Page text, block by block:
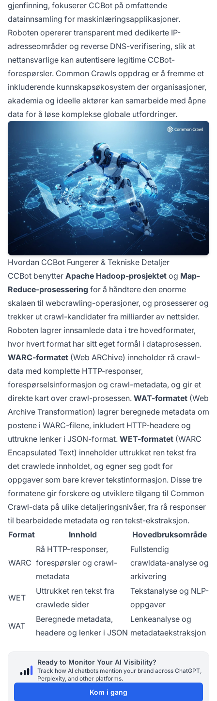
gjenfinning, fokuserer CCBot på omfattende
datainnsamling for maskinlæringsapplikasjoner.
Roboten opererer transparent med dedikerte IP-
adresseområder og reverse DNS-verifisering, slik at
nettansvarlige kan autentisere legitime CCBot-
forespørsler. Common Crawls oppdrag er å fremme et
inkluderende kunnskapsøkosystem der organisasjoner,
akademia og ideelle aktører kan samarbeide med åpne
data for å løse komplekse globale utfordringer.
Hvordan CCBot Fungerer & Tekniske Detaljer
CCBot benytter Apache Hadoop-prosjektet og Map-
Reduce-prosessering for å håndtere den enorme
skalaen til webcrawling-operasjoner, og prosesserer og
trekker ut crawl-kandidater fra milliarder av nettsider.
Roboten lagrer innsamlede data i tre hovedformater,
hvor hvert format har sitt eget formål i dataprosessen.
WARC-formatet (Web ARChive) inneholder rå crawl-
data med komplette HTTP-responser,
forespørselsinformasjon og crawl-metadata, og gir et
direkte kart over crawl-prosessen. WAT-formatet (Web
Archive Transformation) lagrer beregnede metadata om
postene i WARC-filene, inkludert HTTP-headere og
uttrukne lenker i JSON-format. WET-formatet (WARC
Encapsulated Text) inneholder uttrukket ren tekst fra
det crawlede innholdet, og egner seg godt for
oppgaver som bare krever tekstinformasjon. Disse tre
formatene gir forskere og utviklere tilgang til Common
Crawl-data på ulike detaljeringsnivåer, fra rå responser
til bearbeidede metadata og ren tekst-ekstraksjon.
Format
Innhold Hovedbruksområde
WARC
Rå HTTP-responser,
forespørsler og crawl-
metadata
Fullstendig
crawldata-analyse og
arkivering
WET
Uttrukket ren tekst fra
crawlede sider
Tekstanalyse og NLP-
oppgaver
WAT
Beregnede metadata,
headere og lenker i JSON
Lenkeanalyse og
metadataekstraksjon
Ready to Monitor Your AI Visibility?
Track how AI chatbots mention your brand across ChatGPT,
Perplexity, and other platforms.
Kom i gang